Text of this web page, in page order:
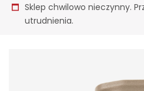
Sklep chwilowo nieczynny.
utrudnienia.